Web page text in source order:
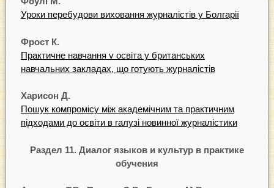
Уроки перебудови виховання журналістів у Болгарії
Фрост К.
Практичне навчання v освіта у британських
навчальних закладах, що готують журналістів
Харисон Д.
Пошук компромісу між академічним та практичним
підходами до освіти в галузі новинної журналістики
Раздел 11. Диалог языков и культур в практике
обучения